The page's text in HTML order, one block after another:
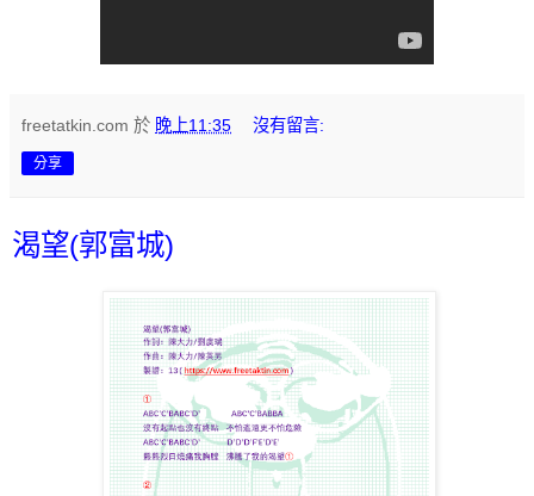
freetatkin.com 於 晚上11:35 沒有留言:
分享
渴望(郭富城)